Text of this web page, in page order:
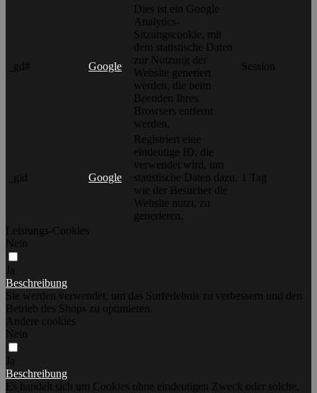
_gd# Google
Dies ist ein Google
Analytics-
Sitzungscookie, mit
dem statistische Daten
zur Nutzung der
Website generiert
werden, die beim
Beenden Ihres
Browsers entfernt
werden.
Session
_gid Google
Registriert eine
eindeutige ID, die
verwendet wird, um
statistische Daten dazu,
wie der Besucher die
Website nutzt, zu
generieren.
1 Tag
Leistungs-Cookies
Nein
Ja
Beschreibung
Sie werden verwendet, um das Surferlebnis zu verbessern und den
Betrieb des Shops zu optimieren.
Andere cookies
Nein
Ja
Beschreibung
Es handelt sich um Cookies ohne eindeutigen Zweck oder solche,